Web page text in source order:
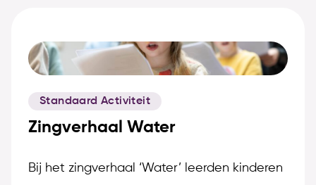
Standaard Activiteit
Zingverhaal Water
Bij het zingverhaal ‘Water’ leerden kinderen